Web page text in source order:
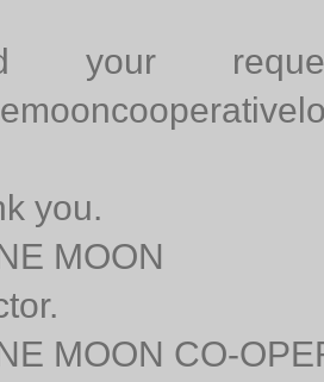
your
you.
MOON
MOON CO-